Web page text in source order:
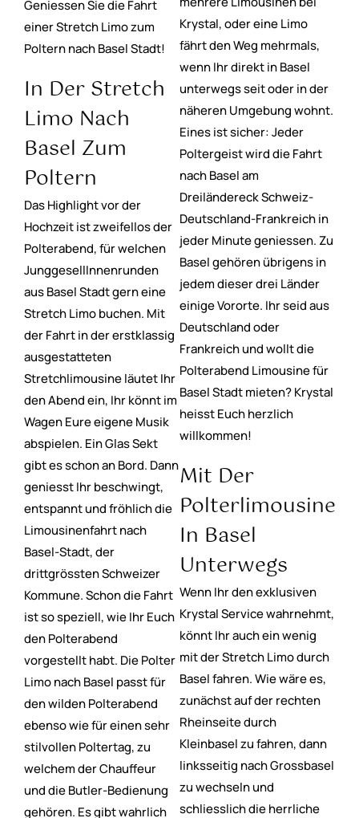
Geniessen Sie die Fahrt
einer Stretch Limo zum
Poltern nach Basel Stadt!
In Der Stretch
Limo Nach
Basel Zum
Poltern
Das Highlight vor der
Hochzeit ist zweifellos der
Polterabend, für welchen
JunggesellInnenrunden
aus Basel Stadt gern eine
Stretch Limo buchen. Mit
der Fahrt in der erstklassig
ausgestatteten
Stretchlimousine läutet Ihr
den Abend ein, Ihr könnt im
Wagen Eure eigene Musik
abspielen. Ein Glas Sekt
gibt es schon an Bord. Dann
geniesst Ihr beschwingt,
entspannt und fröhlich die
Limousinenfahrt nach
Basel-Stadt, der
drittgrössten Schweizer
Kommune. Schon die Fahrt
ist so speziell, wie Ihr Euch
den Polterabend
vorgestellt habt. Die Polter
Limo nach Basel passt für
den wilden Polterabend
ebenso wie für einen sehr
stilvollen Poltertag, zu
welchem der Chauffeur
und die Butler-Bedienung
gehören. Es gibt wahrlich
Krystal, oder eine Limo
fährt den Weg mehrmals,
wenn Ihr direkt in Basel
unterwegs seit oder in der
näheren Umgebung wohnt.
Eines ist sicher: Jeder
Poltergeist wird die Fahrt
nach Basel am
Dreiländereck Schweiz-
Deutschland-Frankreich in
jeder Minute geniessen. Zu
Basel gehören übrigens in
jedem dieser drei Länder
einige Vororte. Ihr seid aus
Deutschland oder
Frankreich und wollt die
Polterabend Limousine für
Basel Stadt mieten? Krystal
heisst Euch herzlich
willkommen!
Mit Der
Polterlimousine
In Basel
Unterwegs
Wenn Ihr den exklusiven
Krystal Service wahrnehmt,
könnt Ihr auch ein wenig
mit der Stretch Limo durch
Basel fahren. Wie wäre es,
zunächst auf der rechten
Rheinseite durch
Kleinbasel zu fahren, dann
linksseitig nach Grossbasel
zu wechseln und
schliesslich die herrliche